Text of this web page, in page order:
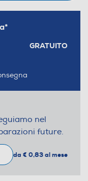
GRATUITO
nel
future.
da € 0,83 al mese